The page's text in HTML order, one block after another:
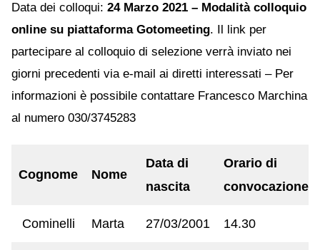
Data dei colloqui: 24 Marzo 2021 – Modalità colloquio
online su piattaforma Gotomeeting. Il link per
partecipare al colloquio di selezione verrà inviato nei
giorni precedenti via e-mail ai diretti interessati – Per
informazioni è possibile contattare Francesco Marchina
al numero 030/3745283
Cognome Nome
Data di
nascita
Orario di
convocazione
Cominelli Marta 27/03/2001 14.30